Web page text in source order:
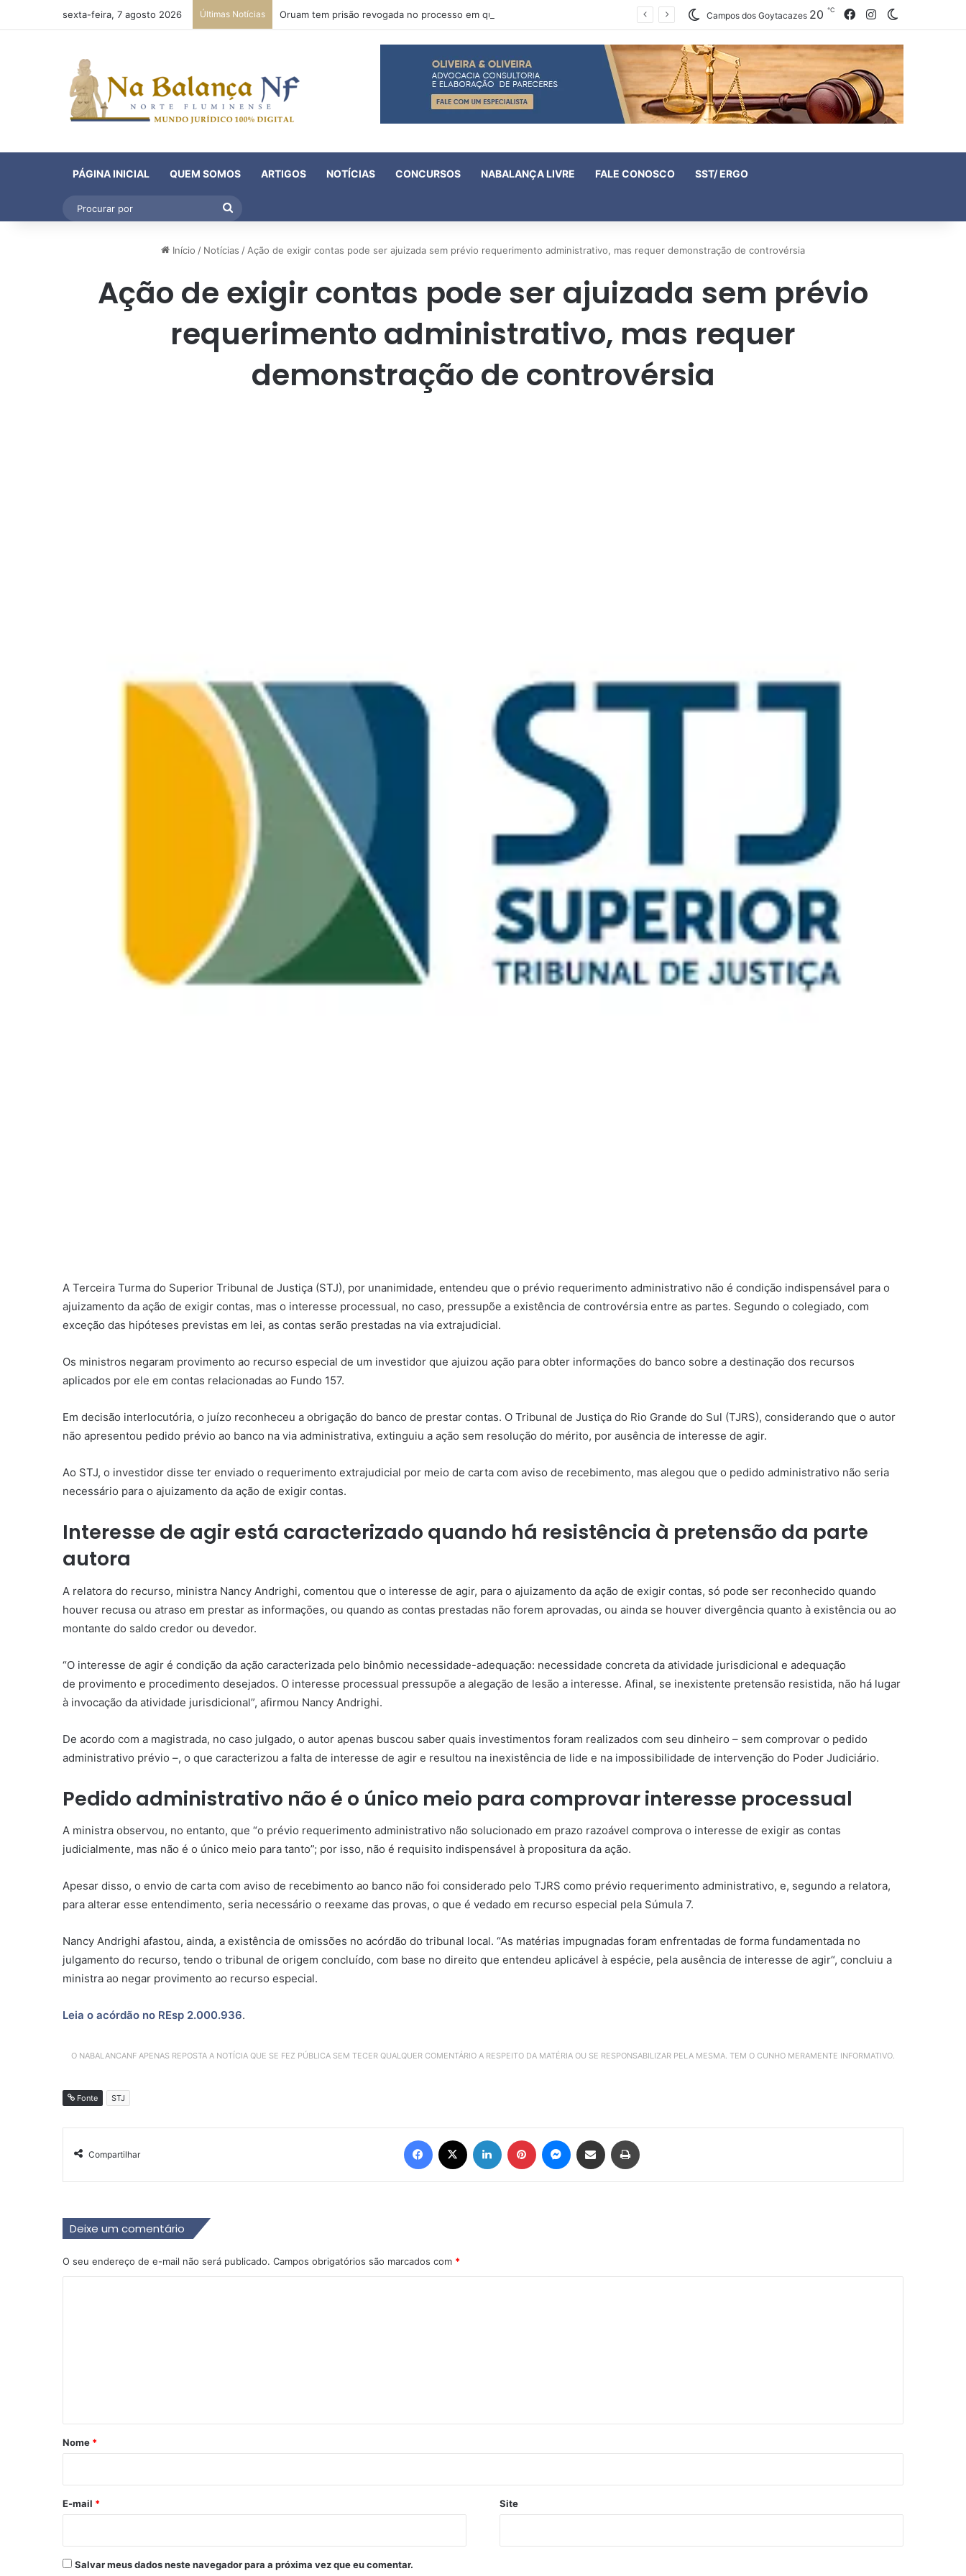
sexta-feira, 7 agosto 2026 Últimas Notícias Campos dos Goytacazes 20 ℃ FacebookInstagram
PÁGINA INICIAL QUEM SOMOS ARTIGOS NOTÍCIAS CONCURSOS NABALANÇA LIVRE FALE CONOSCO SST/ ERGO
Início / Notícias / Ação de exigir contas pode ser ajuizada sem prévio requerimento administrativo, mas requer demonstração de controvérsia
Ação de exigir contas pode ser ajuizada sem prévio
requerimento administrativo, mas requer
demonstração de controvérsia
A Terceira Turma do Superior Tribunal de Justiça (STJ), por unanimidade, entendeu que o prévio requerimento administrativo não é condição indispensável para o
ajuizamento da ação de exigir contas, mas o interesse processual, no caso, pressupõe a existência de controvérsia entre as partes. Segundo o colegiado, com
exceção das hipóteses previstas em lei, as contas serão prestadas na via extrajudicial.
Os ministros negaram provimento ao recurso especial de um investidor que ajuizou ação para obter informações do banco sobre a destinação dos recursos
aplicados por ele em contas relacionadas ao Fundo 157.
Em decisão interlocutória, o juízo reconheceu a obrigação do banco de prestar contas. O Tribunal de Justiça do Rio Grande do Sul (TJRS), considerando que o autor
não apresentou pedido prévio ao banco na via administrativa, extinguiu a ação sem resolução do mérito, por ausência de interesse de agir.
Ao STJ, o investidor disse ter enviado o requerimento extrajudicial por meio de carta com aviso de recebimento, mas alegou que o pedido administrativo não seria
necessário para o ajuizamento da ação de exigir contas.
Interesse de agirestá caracterizado quando há resistência à pretensão da parte
autora
A relatora do recurso, ministra Nancy Andrighi, comentou que o interesse de agir, para o ajuizamento da ação de exigir contas, só pode ser reconhecido quando
houver recusa ou atraso em prestar as informações, ou quando as contas prestadas não forem aprovadas, ou ainda se houver divergência quanto à existência ou ao
montante do saldo credor ou devedor.
“O interesse de agir é condição da ação caracterizada pelo binômio necessidade-adequação: necessidade concreta da atividade jurisdicional e adequação
de provimento e procedimento desejados. O interesse processual pressupõe a alegação de lesão a interesse. Afinal, se inexistente pretensão resistida, não há lugar
à invocação da atividade jurisdicional”, afirmou Nancy Andrighi.
De acordo com a magistrada, no caso julgado, o autor apenas buscou saber quais investimentos foram realizados com seu dinheiro – sem comprovar o pedido
administrativo prévio –, o que caracterizou a falta de interesse de agir e resultou na inexistência de lide e na impossibilidade de intervenção do Poder Judiciário.
Pedido administrativo não é o único meio para comprovarinteresse processual
A ministra observou, no entanto, que “o prévio requerimento administrativo não solucionado em prazo razoável comprova o interesse de exigir as contas
judicialmente, mas não é o único meio para tanto”; por isso, não é requisito indispensável à propositura da ação.
Apesar disso, o envio de carta com aviso de recebimento ao banco não foi considerado pelo TJRS como prévio requerimento administrativo, e, segundo a relatora,
para alterar esse entendimento, seria necessário o reexame das provas, o que é vedado em recurso especial pela Súmula 7.
Nancy Andrighi afastou, ainda, a existência de omissões no acórdão do tribunal local. “As matérias impugnadas foram enfrentadas de forma fundamentada no
julgamento do recurso, tendo o tribunal de origem concluído, com base no direito que entendeu aplicável à espécie, pela ausência de interesse de agir“, concluiu a
ministra ao negar provimento ao recurso especial.
Leia o acórdão no REsp 2.000.936.
O NABALANCANF APENAS REPOSTA A NOTÍCIA QUE SE FEZ PÚBLICA SEM TECER QUALQUER COMENTÁRIO A RESPEITO DA MATÉRIA OU SE RESPONSABILIZAR PELA MESMA. TEM O CUNHO MERAMENTE INFORMATIVO.
Fonte STJ
Compartilhar
Deixe um comentário
O seu endereço de e-mail não será publicado. Campos obrigatórios são marcados com *
r
*
Nome *
E-mail * Site
Salvar meus dados neste navegador para a próxima vez que eu comentar.